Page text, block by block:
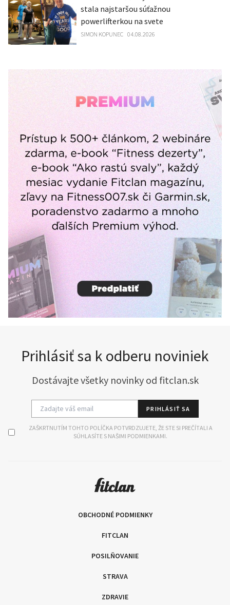
stala najstaršou súťažnou
powerlifterkou na svete
SIMON KOPUNEC 04.08.2026
Prihlásiť sa k odberu noviniek
Dostávajte všetky novinky od fitclan.sk
PRIHLÁSIŤ SA
ZAŠKRTNUTÍM TOHTO POLÍČKA POTVRDZUJETE, ŽE STE SI PREČÍTALI A
SÚHLASÍTE S NAŠIMI PODMIENKAMI.
OBCHODNÉ PODMIENKY
FITCLAN
POSILŇOVANIE
STRAVA
ZDRAVIE